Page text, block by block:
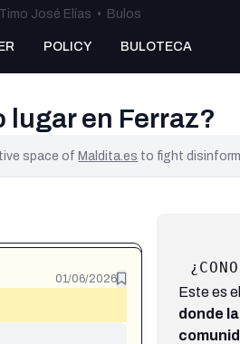
Timo José Elías • Bulos
POLICY BULOTECA
lugar en Ferraz?
space ofMaldita.es to fight
01/06/2026
Este es
donde